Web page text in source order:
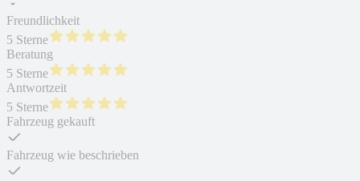
Freundlichkeit
5 Sterne
Beratung
5 Sterne
Antwortzeit
5 Sterne
Fahrzeug gekauft
Fahrzeug wie beschrieben